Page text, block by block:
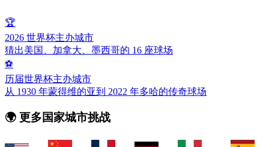
🏆
2026 世界杯主办城市
猜出美国、加拿大、墨西哥的 16 座球场
⚽
历届世界杯主办城市
从 1930 年蒙得维的亚到 2022 年多哈的传奇球场
🌍 更多国家城市挑战